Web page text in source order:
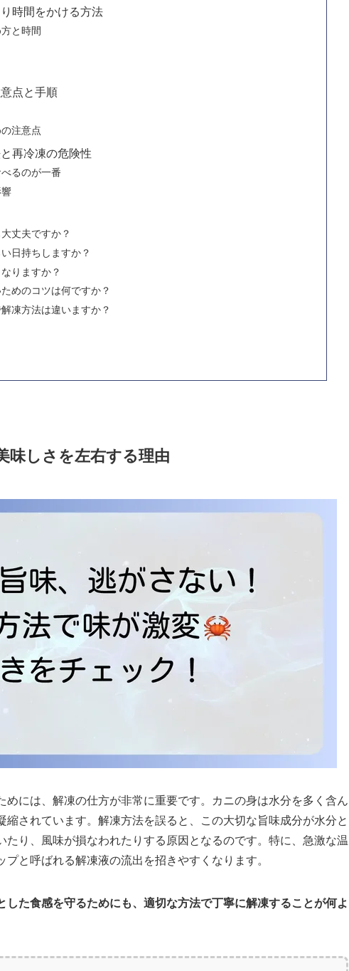
時間をかける方法
と時間
点と手順
注意点
再冷凍の危険性
るのが一番
丈夫ですか？
日持ちしますか？
りますか？
めのコツは何ですか？
凍方法は違いますか？
味しさを左右する理由
めには、解凍の仕方が非常に重要です。カニの身は水分を多く含ん
縮されています。解凍方法を誤ると、この大切な旨味成分が水分と
たり、風味が損なわれたりする原因となるのです。特に、急激な温
と呼ばれる解凍液の流出を招きやすくなります。
た食感を守るためにも、適切な方法で丁寧に解凍することが何よ